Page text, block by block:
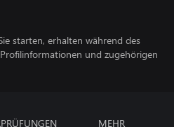
starten, erhalten während des
und zugehörigen
MEHR